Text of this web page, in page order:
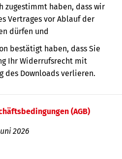
zugestimmt haben, dass wir
Vertrages vor Ablauf der
dürfen und
bestätigt haben, dass Sie
Ihr Widerrufsrecht mit
des Downloads verlieren.
(AGB)
2026